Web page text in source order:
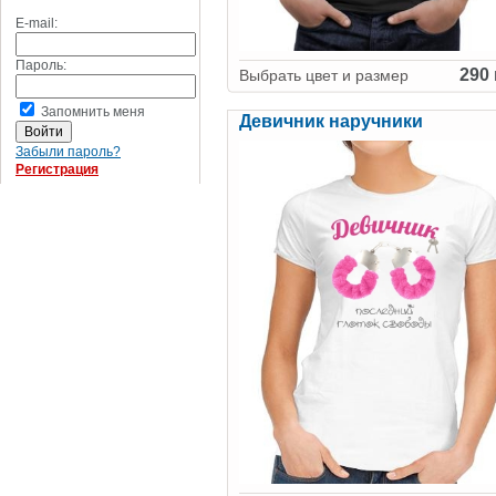
E-mail:
Пароль:
Запомнить меня
Забыли пароль?
Регистрация
Выбрать цвет и размер 290
Девичник наручники